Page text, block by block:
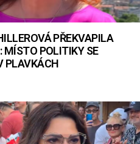
PŘEKVAPILA
MÍSTO POLITIKY SE
PLAVKÁCH